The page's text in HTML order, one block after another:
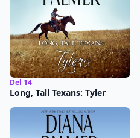
Del 14
Long, Tall Texans: Tyler